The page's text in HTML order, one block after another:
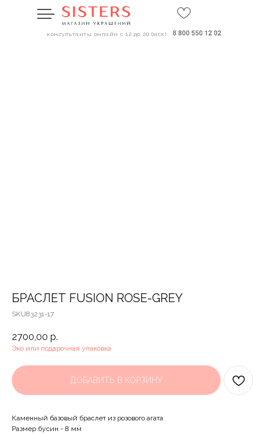
консультанты онлайн с 12 до 20 (мск)
БРАСЛЕТ FUSION ROSE-GREY
SKU83231-17
2700,00 р.
Эко или подарочная упаковка
ДОБАВИТЬ В КОРЗИНУ
Каменный базовый браслет из розового агата
Размер бусин - 8 мм